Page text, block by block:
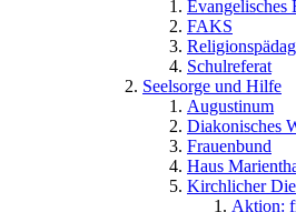
Evangelisches
FAKS
Schulreferat
Seelsorge und Hilfe
Augustinum
Diakonisches
Frauenbund
Haus
Kirchlicher
Aktion: